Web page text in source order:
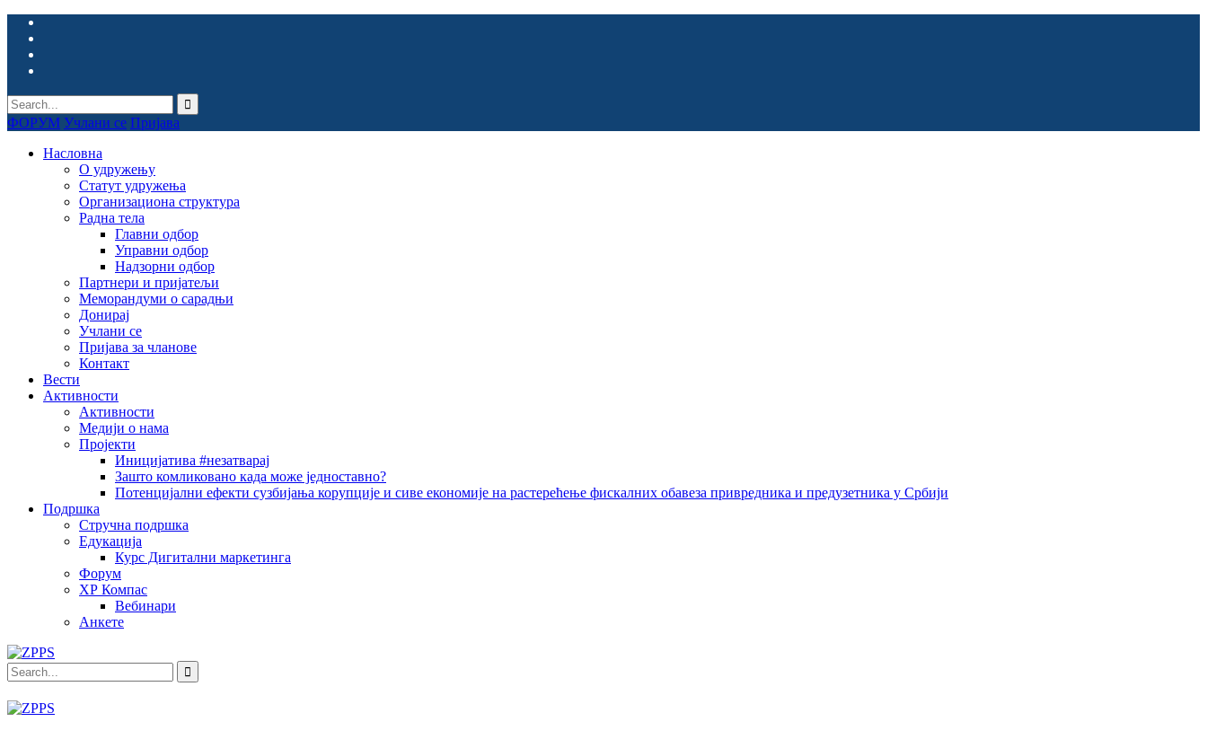
ФОРУМ Учлани се Пријава
Насловна
О удружењу
Статут удружења
Организациона структура
Радна тела
Главни одбор
Управни одбор
Надзорни одбор
Партнери и пријатељи
Меморандуми о сарадњи
Донирај
Учлани се
Пријава за чланове
Контакт
Вести
Активности
Активности
Медији о нама
Пројекти
Иницијатива #незатварај
Зашто комликовано када може једноставно?
Потенцијални ефекти сузбијања корупције и сиве економије на растерећење фискалних обавеза привредника и предузетника у Србији
Подршка
Стручна подршка
Едукација
Курс Дигитални маркетинга
Форум
ХР Компас
Вебинари
Анкете